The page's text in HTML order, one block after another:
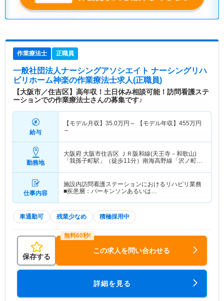
作業療法士 正職員
一般社団法人ナーシングアソシエイト ナーシングリハ
ビリホーム神楽の作業療法士求人(正職員)
【大阪市／住吉区】高年収！土日休み相談可能！訪問看護ステ
ーションでの作業療法士さんの募集です♪
給与
【モデル月収】 35.0万円～ 【モデル年収】 455万円
～
勤務地
大阪府 大阪市住吉区 ＪＲ阪和線(天王寺－和歌山)
「我孫子町駅」（徒歩11分）南海高野線「沢ノ町
仕事内容
施設内訪問看護ステーションにおけるリハビリ業務
■疾患層：パーキンソンあるいは…
車通勤可 残業少なめ 積極採用中
保存する
この求人を問い合わせる
詳細を見る